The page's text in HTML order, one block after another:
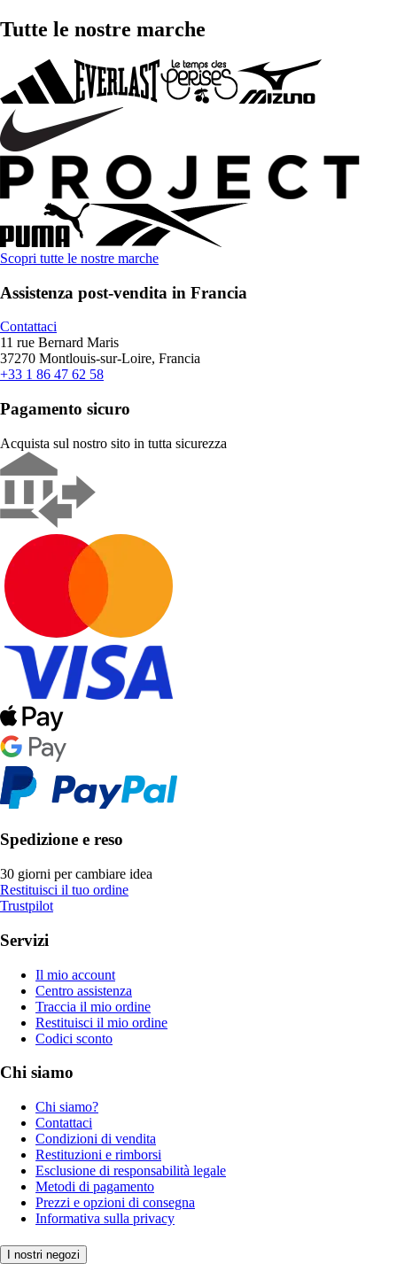
Tutte le nostre marche
Scopri tutte le nostre marche
Assistenza post-vendita in Francia
Contattaci
11 rue Bernard Maris
37270 Montlouis-sur-Loire, Francia
+33 1 86 47 62 58
Pagamento sicuro
Acquista sul nostro sito in tutta sicurezza
Spedizione e reso
30 giorni per cambiare idea
Restituisci il tuo ordine
Trustpilot
Servizi
Il mio account
Centro assistenza
Traccia il mio ordine
Restituisci il mio ordine
Codici sconto
Chi siamo
Chi siamo?
Contattaci
Condizioni di vendita
Restituzioni e rimborsi
Esclusione di responsabilità legale
Metodi di pagamento
Prezzi e opzioni di consegna
Informativa sulla privacy
I nostri negozi